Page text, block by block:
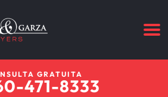
GRATUITA
471-8333